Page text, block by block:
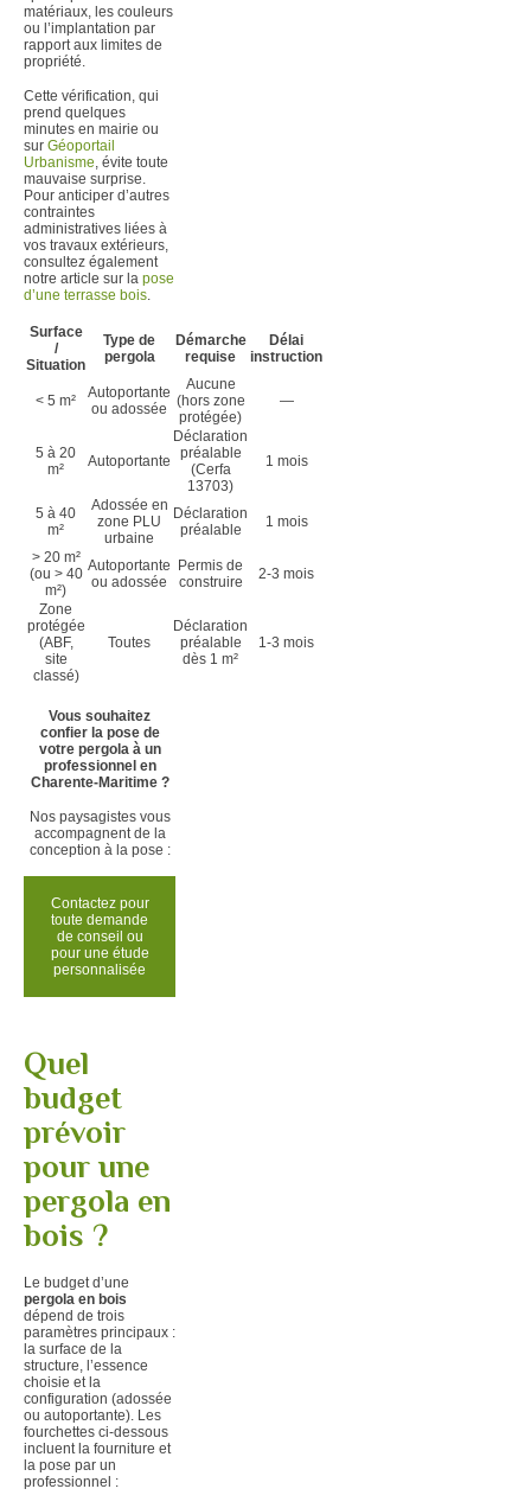
matériaux, les couleurs
ou l’implantation par
rapport aux limites de
propriété.
Cette vérification, qui
prend quelques
minutes en mairie ou
sur Géoportail
Urbanisme, évite toute
mauvaise surprise.
Pour anticiper d’autres
contraintes
administratives liées à
vos travaux extérieurs,
consultez également
notre article sur la pose
d’une terrasse bois.
Surface
/
Situation
Type de
pergola
Démarche
requise
Délai
instruction
< 5 m²
Autoportante
ou adossée
Aucune
(hors zone
protégée)
—
5 à 20
m²
Autoportante
Déclaration
préalable
(Cerfa
13703)
1 mois
5 à 40
m²
Adossée en
zone PLU
urbaine
Déclaration
préalable
1 mois
> 20 m²
(ou > 40
m²)
Autoportante
ou adossée
Permis de
construire
2-3 mois
Zone
protégée
(ABF,
site
classé)
Toutes
Déclaration
préalable
dès 1 m²
1-3 mois
Vous souhaitez
confier la pose de
votre pergola à un
professionnel en
Charente-Maritime ?
Nos paysagistes vous
accompagnent de la
conception à la pose :
Contactez pour
toute demande
de conseil ou
pour une étude
personnalisée
Quel
budget
prévoir
pour une
pergola en
bois ?
Le budget d’une
pergola en bois
dépend de trois
paramètres principaux :
la surface de la
structure, l’essence
choisie et la
configuration (adossée
ou autoportante). Les
fourchettes ci-dessous
incluent la fourniture et
la pose par un
professionnel :